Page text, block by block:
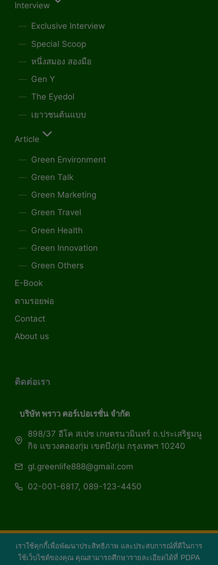
เราใช้คุกกี้เพื่อพัฒนาประสิทธิภาพ และประสบการณ์ที่ดีในการ
ใช้เว็บไซต์ของคุณ คุณสามารถศึกษารายละเอียดได้ที่ PDPA
Interview
Exclusive Interview
Special Scoop
หนึ่งสมอง สองมือ
Gen Y
The Eyedol
เยาวชนต้นแบบ
Article
Green Environment
Green Talk
Green Marketing
Green Travel
Green Health
Green Innovation
Green Others
E-Book
ตามรอยพ่อ
Contact
About us
ติดต่อเรา
บริษัท พราว คอร์เปอเรชั่น จำกัด
898/37 อีโค สเปซ เกษตรนวมินทร์ ถ.ประเสริฐมนู
กิจ แขวงคลองกุ่ม เขตบึงกุ่ม กรุงเทพฯ 10240
gl.greenlife888@gmail.com
02-001-6817, 089-123-4450
Copyright 2026 — Green Life Plus mag | กรีน